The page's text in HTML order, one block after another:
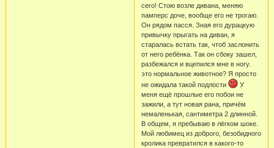
сего! Стою возле дивана, меняю
памперс доче, вообще его не трогаю.
Он рядом пасся. Зная его дурацкую
привычку прыгать на диван, я
старалась встать так, чтоб заслонить
от него ребёнка. Так он сбоку зашел,
разбежался и вцепился мне в ногу.
это нормальное животное? Я просто
не ожидала такой подлости
У
меня ещё прошлые его побои не
зажили, а тут новая рана, причём
немаленькая, сантиметра 2 длинной.
В общем, я пребываю в лёгком шоке.
Мой любимец из доброго, безобидного
кролика превратился в какого-то